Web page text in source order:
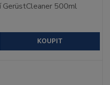
GerüstCleaner 500ml
KOUPIT